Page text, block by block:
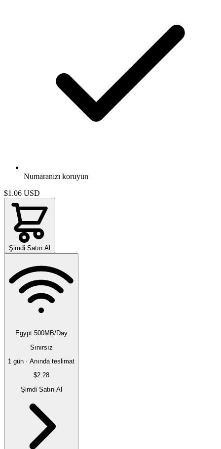
Numaranızı koruyun
$1.06 USD
Şimdi Satın Al
Egypt 500MB/Day
Sınırsız
1 gün · Anında teslimat
$2.28
Şimdi Satın Al